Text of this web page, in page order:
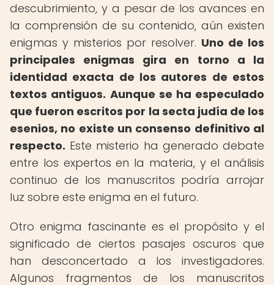
descubrimiento, y a pesar de los avances en
la comprensión de su contenido, aún existen
enigmas y misterios por resolver. Uno de los
principales enigmas gira en torno a la
identidad exacta de los autores de estos
textos antiguos. Aunque se ha especulado
que fueron escritos por la secta judía de los
esenios, no existe un consenso definitivo al
respecto. Este misterio ha generado debate
entre los expertos en la materia, y el análisis
continuo de los manuscritos podría arrojar
luz sobre este enigma en el futuro.
Otro enigma fascinante es el propósito y el
significado de ciertos pasajes oscuros que
han desconcertado a los investigadores.
Algunos fragmentos de los manuscritos